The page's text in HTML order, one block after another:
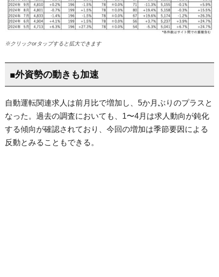
※クリックorタップすると拡大できます
■外資勢の動きも加速
自動運転関連求人は前月比で増加し、5か月ぶりのプラスと
なった。過去の調査においても、1〜4月は求人動向が鈍化
する傾向が確認されており、今回の増加は季節要因による
反動とみることもできる。